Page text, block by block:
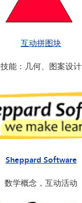
互动拼图块
技能：几何、图案设计
Sheppard Software
数学概念，互动活动